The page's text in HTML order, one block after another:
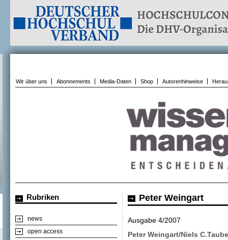
Wir über uns Abonnements Media-Daten Shop Autorenhinweise
Rubriken
news
open access
Peter Weingart
Ausgabe 4/2007
Peter Weingart/Niels